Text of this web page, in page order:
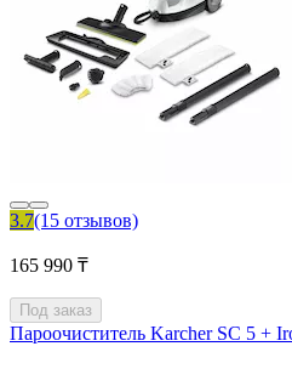
3.7(15 отзывов)
165 990 ₸
Под заказ
Пароочиститель Karcher SC 5 +